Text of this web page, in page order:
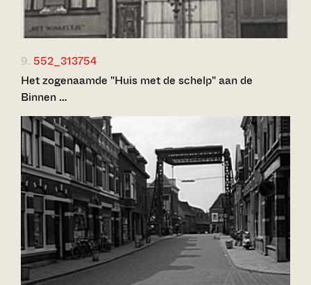
9. 552_313754
Het zogenaamde "Huis met de schelp" aan de
Binnen …